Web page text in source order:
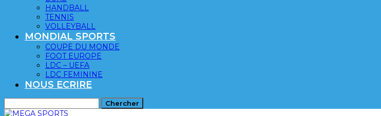
HANDBALL
TENNIS
VOLLEYBALL
MONDIAL SPORTS
COUPE DU MONDE
FOOT EUROPE
LDC – UEFA
LDC FEMININE
NOUS ECRIRE